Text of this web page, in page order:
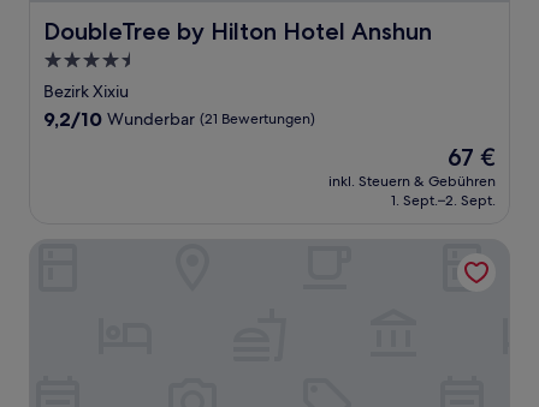
DoubleTree by Hilton Hotel Anshun
DoubleTree by Hilton Hotel Anshun
4.5-
Sterne-
Unterkunft
Bezirk Xixiu
9.2
9,2/10 Wunderbar (21 Bewertungen)
Der
Preis
beträgt
67 €
inkl. Steuern & Gebühren
1. Sept.–2. Sept.